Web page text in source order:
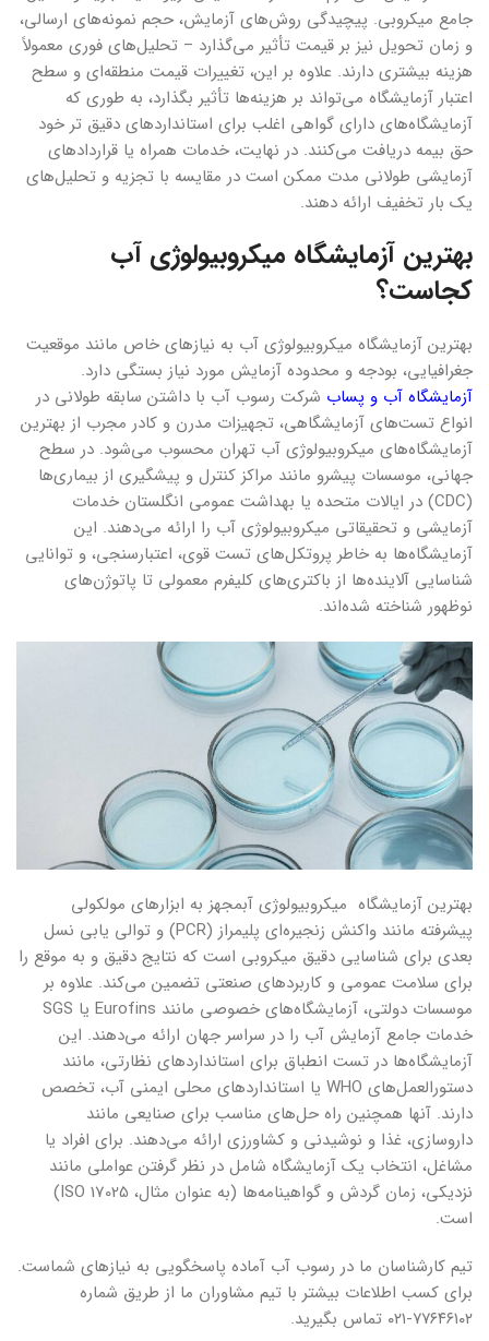
جامع میکروبی. پیچیدگی روش‌‌‌های آزمایش، حجم نمونه‌‌‌های ارسالی،
و زمان تحویل نیز بر قیمت تأثیر‌ می‌گذارد – تحلیل‌‌‌های فوری معمولاً
هزینه بیشتری دارند. علاوه بر این، تغییرات قیمت منطقه‌ای و سطح
اعتبار آزمایشگاه‌ می‌تواند بر هزینه‌‌‌ها تأثیر بگذارد، به طوری که
آزمایشگاه‌‌‌های دارای گواهی اغلب برای استانداردهای دقیق تر خود
حق بیمه دریافت‌ می‌کنند. در نهایت، خدمات همراه یا قراردادهای
آزمایشی طولانی مدت ممکن است در مقایسه با تجزیه و تحلیل‌‌‌های
یک بار تخفیف ارائه دهند.
بهترین آزمایشگاه میکروبیولوژی آب
کجاست؟
بهترین آزمایشگاه میکروبیولوژی آب به نیازهای خاص مانند موقعیت
جغرافیایی، بودجه و محدوده آزمایش مورد نیاز بستگی دارد.
آزمایشگاه آب و پساب شرکت رسوب آب با داشتن سابقه طولانی در
انواع تست‌های آزمایشگاهی، تجهیزات مدرن و کادر مجرب از بهترین
آزمایشگاه‌های میکروبیولوژی آب تهران محسوب می‌شود. در سطح
جهانی، موسسات پیشرو مانند مراکز کنترل و پیشگیری از بیماری‌‌‌ها
(CDC) در ایالات متحده یا بهداشت عمومی انگلستان خدمات
آزمایشی و تحقیقاتی میکروبیولوژی آب را ارائه‌ می‌دهند. این
آزمایشگاه‌‌‌ها به خاطر پروتکل‌‌‌های تست قوی، اعتبارسنجی، و توانایی
شناسایی آلاینده‌‌‌ها از باکتری‌‌‌های کلیفرم معمولی تا پاتوژن‌‌‌های
نوظهور شناخته شده‌اند.
بهترین آزمایشگاه‌‌ میکروبیولوژی آبمجهز به ابزارهای مولکولی
پیشرفته مانند واکنش زنجیره‌ای پلیمراز (PCR) و توالی یابی نسل
بعدی برای شناسایی دقیق میکروبی است که نتایج دقیق و به موقع را
برای سلامت عمومی و کاربردهای صنعتی تضمین‌ می‌کند. علاوه بر
موسسات دولتی، آزمایشگاه‌‌‌های خصوصی مانند Eurofins یا SGS
خدمات جامع آزمایش آب را در سراسر جهان ارائه‌ می‌دهند. این
آزمایشگاه‌‌‌ها در تست انطباق برای استانداردهای نظارتی، مانند
دستورالعمل‌‌‌های WHO یا استانداردهای محلی ایمنی آب، تخصص
دارند. آنها همچنین راه حل‌‌‌های مناسب برای صنایعی مانند
داروسازی، غذا و نوشیدنی و کشاورزی ارائه‌ می‌دهند. برای افراد یا
مشاغل، انتخاب یک آزمایشگاه شامل در نظر گرفتن عواملی مانند
نزدیکی، زمان گردش و گواهینامه‌‌‌ها (به عنوان مثال، ISO 17025)
است.
تیم کارشناسان ما در رسوب آب آماده پاسخگویی به نیازهای شماست.
برای کسب اطلاعات بیشتر با تیم مشاوران ما از طریق شماره
۷۷۶۴۶۱۰۲-۰۲۱ تماس بگیرید.